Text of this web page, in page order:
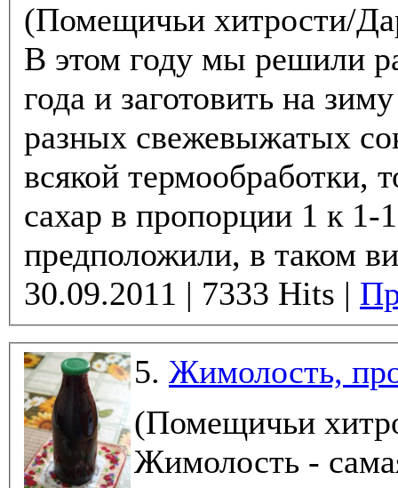
(Помещичьи хитрости/
В этом году мы решили
года и заготовить на зиму побольше всяких
разных свежевыжатых
всякой термообработки,
сахар в пропорции 1 к 1-1.5. Как мы
предположили, в таком
30.09.2011 | 7333 Hits |
5. Жимолость,
(Помещичьи
Жимолость -